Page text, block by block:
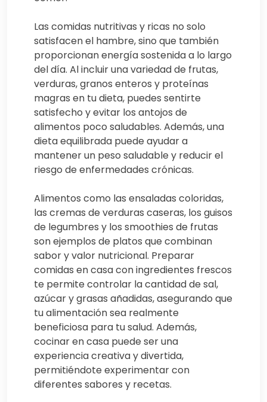
Las comidas nutritivas y ricas no solo
satisfacen el hambre, sino que también
proporcionan energía sostenida a lo largo
del día. Al incluir una variedad de frutas,
verduras, granos enteros y proteínas
magras en tu dieta, puedes sentirte
satisfecho y evitar los antojos de
alimentos poco saludables. Además, una
dieta equilibrada puede ayudar a
mantener un peso saludable y reducir el
riesgo de enfermedades crónicas.
Alimentos como las ensaladas coloridas,
las cremas de verduras caseras, los guisos
de legumbres y los smoothies de frutas
son ejemplos de platos que combinan
sabor y valor nutricional. Preparar
comidas en casa con ingredientes frescos
te permite controlar la cantidad de sal,
azúcar y grasas añadidas, asegurando que
tu alimentación sea realmente
beneficiosa para tu salud. Además,
cocinar en casa puede ser una
experiencia creativa y divertida,
permitiéndote experimentar con
diferentes sabores y recetas.